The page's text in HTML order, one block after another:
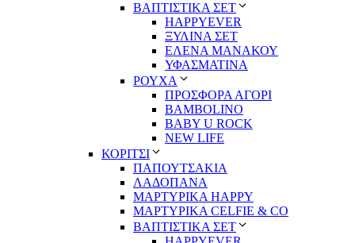
ΒΑΠΤΙΣΤΙΚΑ ΣΕΤ
HAPPYEVER
ΞΥΛΙΝΑ ΣΕΤ
ΕΛΕΝΑ ΜΑΝΑΚΟΥ
ΥΦΑΣΜΑΤΙΝΑ
ΡΟΥΧΑ
ΠΡΟΣΦΟΡΑ ΑΓΟΡΙ
BAMBOLINO
BABY U ROCK
NEW LIFE
ΚΟΡΙΤΣΙ
ΠΑΠΟΥΤΣΑΚΙΑ
ΛΑΔΟΠΑΝΑ
ΜΑΡΤΥΡΙΚΑ HAPPY
ΜΑΡΤΥΡΙΚΑ CELFIE & CO
ΒΑΠΤΙΣΤΙΚΑ ΣΕΤ